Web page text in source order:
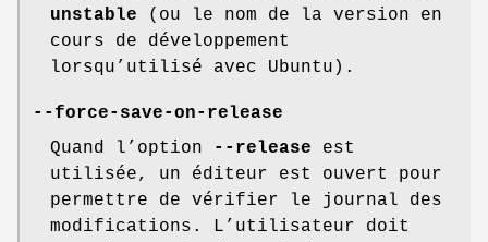
unstable (ou le nom de la version en
cours de développement
lorsqu’utilisé avec Ubuntu).
--force-save-on-release
Quand l’option
--release est
utilisée, un éditeur est ouvert pour
permettre de vérifier le journal des
modifications. L’utilisateur doit